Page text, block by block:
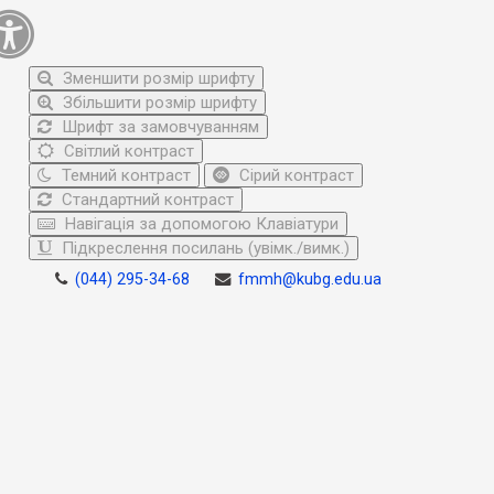
Зменшити розмір шрифту
Збільшити розмір шрифту
Шрифт за замовчуванням
Світлий контраст
Темний контраст
Сірий контраст
Стандартний контраст
Навігація за допомогою Клавіатури
Підкреслення посилань (увімк./вимк.)
(044) 295-34-68 fmmh@kubg.edu.ua